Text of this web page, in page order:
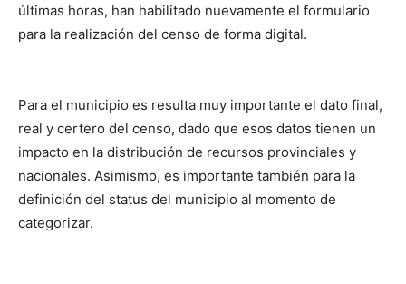
últimas horas, han habilitado nuevamente el formulario
para la realización del censo de forma digital.
Para el municipio es resulta muy importante el dato final,
real y certero del censo, dado que esos datos tienen un
impacto en la distribución de recursos provinciales y
nacionales. Asimismo, es importante también para la
definición del status del municipio al momento de
categorizar.